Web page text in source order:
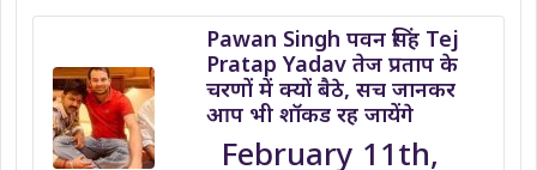
Pawan Singh पवन सिंह Tej
Pratap Yadav तेज प्रताप के
चरणों में क्यों बैठे, सच जानकर
आप भी शॉकड रह जायेंगे
February 11th,